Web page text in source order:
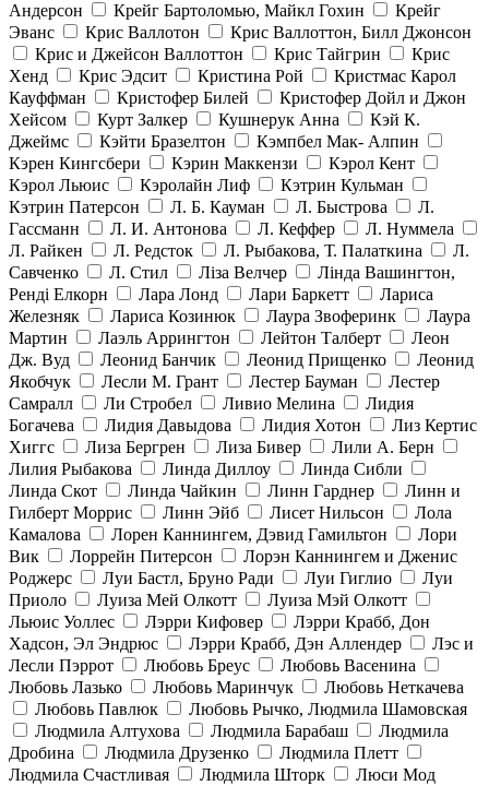
Андерсон
Крейг Бартоломью, Майкл Гохин
Крейг
Эванс
Крис Валлотон
Крис Валлоттон, Билл Джонсон
Крис и Джейсон Валлоттон
Крис Тайгрин
Крис
Хенд
Крис Эдсит Кристина Рой
Кристмас Карол
Кауффман
Кристофер Билей
Кристофер Дойл и Джон
Хейсом
Курт Залкер Кушнерук Анна
Кэй К.
Джеймс
Кэйти Бразелтон
Кэмпбел Мак- Алпин
Кэрен Кингсбери
Кэрин Маккензи
Кэрол Кент
Кэрол Льюис
Кэролайн Лиф
Кэтрин Кульман
Кэтрин Патерсон
Л. Б. Кауман Л. Быстрова
Л.
Гассманн
Л. И. Антонова Л. Кеффер
Л. Нуммела
Л. Райкен
Л. Редсток Л. Рыбакова, Т. Палаткина
Л.
Савченко
Л. Стил Ліза Велчер
Лінда Вашингтон,
Ренді Елкорн
Лара Лонд Лари Баркетт
Лариса
Железняк
Лариса Козинюк Лаура Звоферинк
Лаура
Мартин
Лаэль Аррингтон Лейтон Талберт
Леон
Дж. Вуд
Леонид Банчик Леонид Прищенко
Леонид
Якобчук
Лесли М. Грант Лестер Бауман
Лестер
Самралл
Ли Стробел Ливио Мелина
Лидия
Богачева
Лидия Давыдова Лидия Хотон
Лиз Кертис
Хиггс
Лиза Бергрен Лиза Бивер
Лили А. Берн
Лилия Рыбакова
Линда Диллоу
Линда Сибли
Линда Скот
Линда Чайкин Линн Гарднер
Линн и
Гилберт Моррис
Линн Эйб Лисет Нильсон
Лола
Камалова
Лорен Каннингем, Дэвид Гамильтон
Лори
Вик
Лоррейн Питерсон
Лорэн Каннингем и Дженис
Роджерс
Луи Бастл, Бруно Ради Луи Гиглио
Луи
Приоло
Луиза Мей Олкотт
Луиза Мэй Олкотт
Льюис Уоллес
Лэрри Кифовер
Лэрри Крабб, Дон
Хадсон, Эл Эндрюс
Лэрри Крабб, Дэн Аллендер
Лэс и
Лесли Пэррот
Любовь Бреус
Любовь Васенина
Любовь Лазько
Любовь Маринчук
Любовь Неткачева
Любовь Павлюк
Любовь Рычко, Людмила Шамовская
Людмила Алтухова
Людмила Барабаш
Людмила
Дробина
Людмила Друзенко
Людмила Плетт
Людмила Счастливая
Людмила Шторк
Люси Мод